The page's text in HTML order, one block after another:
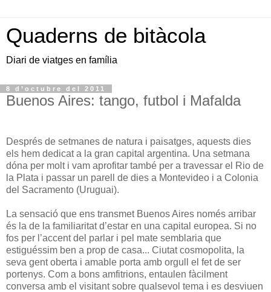
Quaderns de bitàcola
Diari de viatges en família
8 d’octubre del 2011
Buenos Aires: tango, futbol i Mafalda
Després de setmanes de natura i paisatges, aquests dies
els hem dedicat a la gran capital argentina. Una setmana
dóna per molt i vam aprofitar també per a travessar el Rio de
la Plata i passar un parell de dies a Montevideo i a Colonia
del Sacramento (Uruguai).
La sensació que ens transmet Buenos Aires només arribar
és la de la familiaritat d’estar en una capital europea. Si no
fos per l’accent del parlar i pel mate semblaria que
estiguéssim ben a prop de casa... Ciutat cosmopolita, la
seva gent oberta i amable porta amb orgull el fet de ser
portenys. Com a bons amfitrions, entaulen fàcilment
conversa amb el visitant sobre qualsevol tema i es desviuen